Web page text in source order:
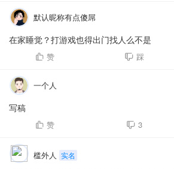
默认昵称有点傻屌
在家睡觉？打游戏也得出门找人么不是
赞 踩
一个人
写稿
赞 3
槛外人 实名